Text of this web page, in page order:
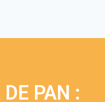
PAN :